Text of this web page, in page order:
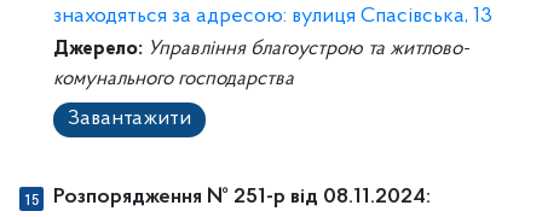
знаходяться за адресою: вулиця Спасівська, 13
Джерело: Управління благоустрою та житлово-
комунального господарства
Завантажити
Розпорядження № 251-p від 08.11.2024: